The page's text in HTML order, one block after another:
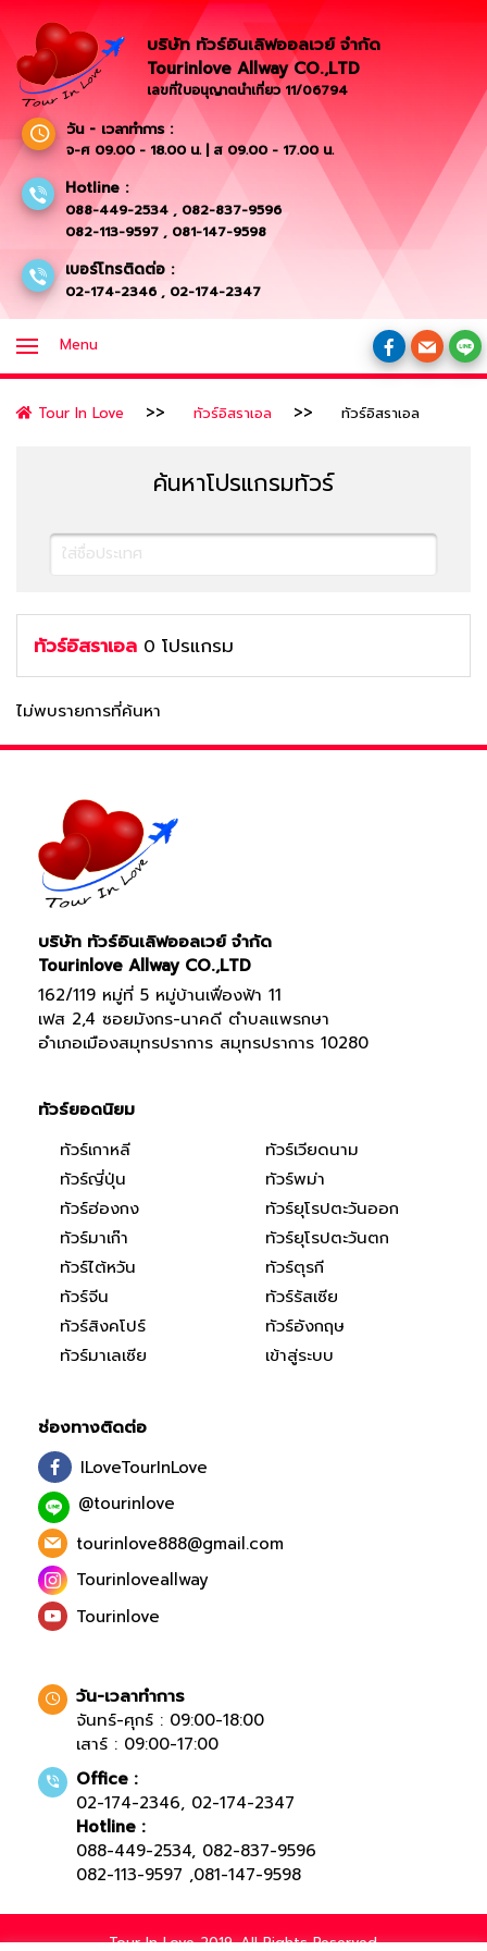
บริษัท ทัวร์อินเลิฟออลเวย์ จำกัด
Tourinlove Allway CO.,LTD
เลขที่ใบอนุญาตนำเที่ยว 11/06794
วัน - เวลาทำการ :
จ-ศ 09.00 - 18.00 น. | ส 09.00 - 17.00 น.
Hotline :
088-449-2534 , 082-837-9596
082-113-9597 , 081-147-9598
เบอร์โทรติดต่อ :
02-174-2346 , 02-174-2347
Menu
Tour In Love ทัวร์อิสราเอล ทัวร์อิสราเอล
ค้นหาโปรแกรมทัวร์
ทัวร์อิสราเอล 0 โปรแกรม
ไม่พบรายการที่ค้นหา
บริษัท ทัวร์อินเลิฟออลเวย์ จำกัด
Tourinlove Allway CO.,LTD
162/119 หมู่ที่ 5 หมู่บ้านเฟื่องฟ้า 11
เฟส 2,4 ซอยมังกร-นาคดี ตำบลแพรกษา
อำเภอเมืองสมุทรปราการ สมุทรปราการ 10280
ทัวร์ยอดนิยม
ทัวร์เกาหลี
ทัวร์ญี่ปุ่น
ทัวร์ฮ่องกง
ทัวร์มาเก๊า
ทัวร์ไต้หวัน
ทัวร์จีน
ทัวร์สิงคโปร์
ทัวร์มาเลเซีย
ทัวร์เวียดนาม
ทัวร์พม่า
ทัวร์ยุโรปตะวันออก
ทัวร์ยุโรปตะวันตก
ทัวร์ตุรกี
ทัวร์รัสเซีย
ทัวร์อังกฤษ
เข้าสู่ระบบ
ช่องทางติดต่อ
ILoveTourInLove
@tourinlove
tourinlove888@gmail.com
Tourinloveallway
Tourinlove
วัน-เวลาทำการ
จันทร์-ศุกร์ : 09:00-18:00
เสาร์ : 09:00-17:00
Office :
02-174-2346, 02-174-2347
Hotline :
088-449-2534, 082-837-9596
082-113-9597 ,081-147-9598
Tour In Love 2019. All Rights Reserved.